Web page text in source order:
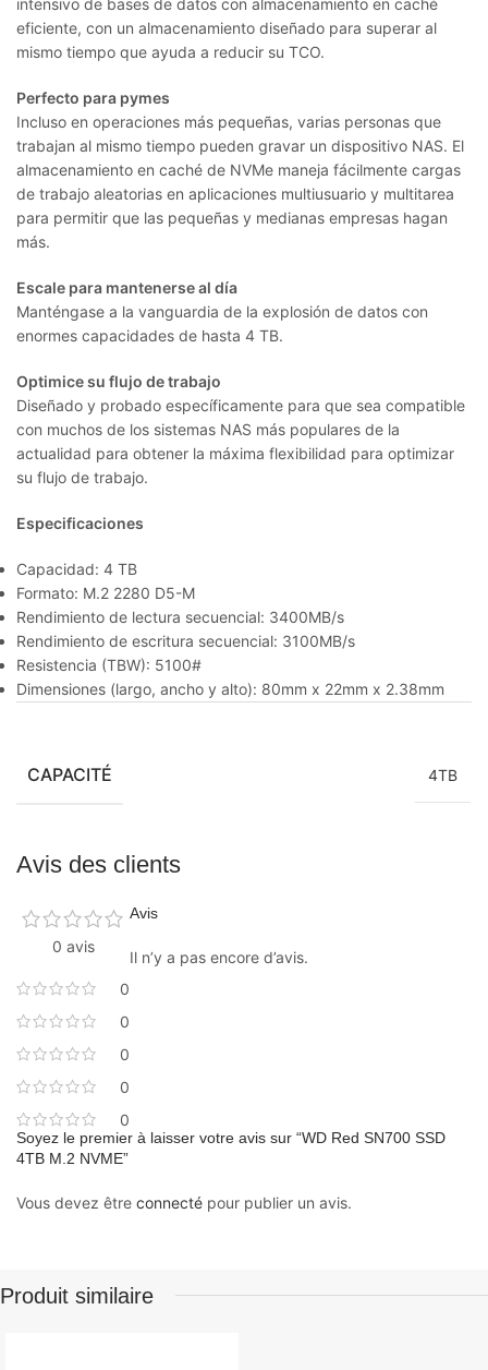
eficiente, con un almacenamiento diseñado para superar al
mismo tiempo que ayuda a reducir su TCO.
Perfecto para pymes
Incluso en operaciones más pequeñas, varias personas que
trabajan al mismo tiempo pueden gravar un dispositivo NAS. El
almacenamiento en caché de NVMe maneja fácilmente cargas
de trabajo aleatorias en aplicaciones multiusuario y multitarea
para permitir que las pequeñas y medianas empresas hagan
más.
Escale para mantenerse al día
Manténgase a la vanguardia de la explosión de datos con
enormes capacidades de hasta 4 TB.
Optimice su flujo de trabajo
Diseñado y probado específicamente para que sea compatible
con muchos de los sistemas NAS más populares de la
actualidad para obtener la máxima flexibilidad para optimizar
su flujo de trabajo.
Especificaciones
Capacidad: 4 TB
Formato: M.2 2280 D5-M
Rendimiento de lectura secuencial: 3400MB/s
Rendimiento de escritura secuencial: 3100MB/s
Resistencia (TBW): 5100#
Dimensiones (largo, ancho y alto): 80mm x 22mm x 2.38mm
CAPACITÉ 4TB
Avis des clients
0 avis
0
0
0
0
0
Avis
Il n’y a pas encore d’avis.
Soyez le premier à laisser votre avis sur “WD Red SN700 SSD
4TB M.2 NVME”
Vous devez être connecté pour publier un avis.
Produit similaire